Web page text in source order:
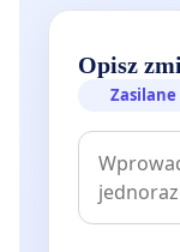
Opisz
Zasilane